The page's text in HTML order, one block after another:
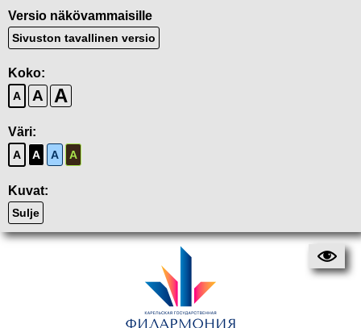
Versio näkövammaisille
Sivuston tavallinen versio
Koko:
A A A
Väri:
A A A A
Kuvat:
Sulje